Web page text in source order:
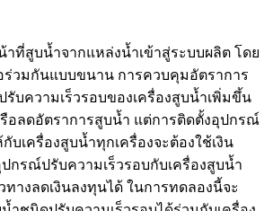
ที่สูบน้ำจากแหล่งน้ำเข้าสู่ระบบผลิต โดย
ร่วมกันแบบขนาน การควบคุมอัตราการ
รับความเร็วรอบของเครื่องสูบน้ำเพิ่มขึ้น
อลดอัตราการสูบน้ำ แต่การติดตั้งอุปกรณ์
บเครื่องสูบน้ำทุกเครื่องจะต้องใช้เงิน
กรณ์ปรับความเร็วรอบกับเครื่องสูบน้ำ
ทางลดเงินลงทุนได้ ในการทดลองนี้จะ